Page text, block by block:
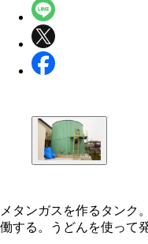
メタンガスを作るタンク
働する。うどんを使って